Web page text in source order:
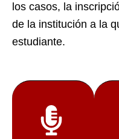
los casos, la
de la institución a la
estudiante.